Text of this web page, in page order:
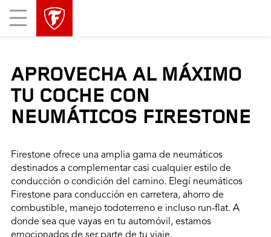
Mobile
Menu
APROVECHA AL MÁXIMO
TU COCHE CON
NEUMÁTICOS FIRESTONE
Firestone ofrece una amplia gama de neumáticos
destinados a complementar casi cualquier estilo de
conducción o condición del camino. Elegí neumáticos
Firestone para conducción en carretera, ahorro de
combustible, manejo todoterreno e incluso run-flat. A
donde sea que vayas en tu automóvil, estamos